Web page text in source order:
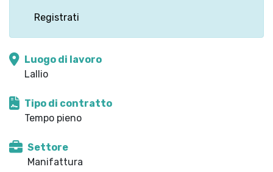
Registrati
Luogo di lavoro
Lallio
Tipo di contratto
Tempo pieno
Settore
Manifattura